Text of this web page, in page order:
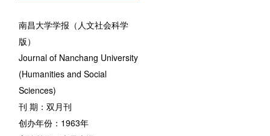
南昌大学学报（人文社会科学
版）
Journal of Nanchang University
(Humanities and Social
Sciences)
刊 期：双月刊
创办年份：1963年